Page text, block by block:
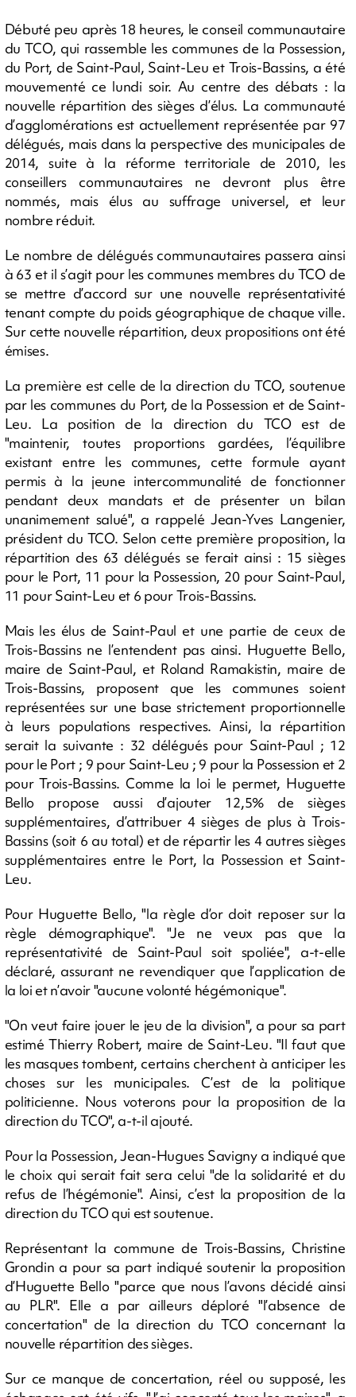
Débuté peu après 18 heures, le conseil communautaire
du TCO, qui rassemble les communes de la Possession,
du Port, de Saint-Paul, Saint-Leu et Trois-Bassins, a été
mouvementé ce lundi soir. Au centre des débats : la
nouvelle répartition des sièges d’élus. La communauté
d’agglomérations est actuellement représentée par 97
délégués, mais dans la perspective des municipales de
2014, suite à la réforme territoriale de 2010, les
conseillers communautaires ne devront plus être
nommés, mais élus au suffrage universel, et leur
nombre réduit.
Le nombre de délégués communautaires passera ainsi
à 63 et il s’agit pour les communes membres du TCO de
se mettre d’accord sur une nouvelle représentativité
tenant compte du poids géographique de chaque ville.
Sur cette nouvelle répartition, deux propositions ont été
émises.
La première est celle de la direction du TCO, soutenue
par les communes du Port, de la Possession et de Saint-
Leu. La position de la direction du TCO est de
"maintenir, toutes proportions gardées, l’équilibre
existant entre les communes, cette formule ayant
permis à la jeune intercommunalité de fonctionner
pendant deux mandats et de présenter un bilan
unanimement salué", a rappelé Jean-Yves Langenier,
président du TCO. Selon cette première proposition, la
répartition des 63 délégués se ferait ainsi : 15 sièges
pour le Port, 11 pour la Possession, 20 pour Saint-Paul,
11 pour Saint-Leu et 6 pour Trois-Bassins.
Mais les élus de Saint-Paul et une partie de ceux de
Trois-Bassins ne l’entendent pas ainsi. Huguette Bello,
maire de Saint-Paul, et Roland Ramakistin, maire de
Trois-Bassins, proposent que les communes soient
représentées sur une base strictement proportionnelle
à leurs populations respectives. Ainsi, la répartition
serait la suivante : 32 délégués pour Saint-Paul ; 12
pour le Port ; 9 pour Saint-Leu ; 9 pour la Possession et 2
pour Trois-Bassins. Comme la loi le permet, Huguette
Bello propose aussi d’ajouter 12,5% de sièges
supplémentaires, d’attribuer 4 sièges de plus à Trois-
Bassins (soit 6 au total) et de répartir les 4 autres sièges
supplémentaires entre le Port, la Possession et Saint-
Leu.
Pour Huguette Bello, "la règle d’or doit reposer sur la
règle démographique". "Je ne veux pas que la
représentativité de Saint-Paul soit spoliée", a-t-elle
déclaré, assurant ne revendiquer que l’application de
la loi et n’avoir "aucune volonté hégémonique".
"On veut faire jouer le jeu de la division", a pour sa part
estimé Thierry Robert, maire de Saint-Leu. "Il faut que
les masques tombent, certains cherchent à anticiper les
choses sur les municipales. C’est de la politique
politicienne. Nous voterons pour la proposition de la
direction du TCO", a-t-il ajouté.
Pour la Possession, Jean-Hugues Savigny a indiqué que
le choix qui serait fait sera celui "de la solidarité et du
refus de l’hégémonie". Ainsi, c’est la proposition de la
direction du TCO qui est soutenue.
Représentant la commune de Trois-Bassins, Christine
Grondin a pour sa part indiqué soutenir la proposition
d’Huguette Bello "parce que nous l’avons décidé ainsi
au PLR". Elle a par ailleurs déploré "l’absence de
concertation" de la direction du TCO concernant la
nouvelle répartition des sièges.
Sur ce manque de concertation, réel ou supposé, les